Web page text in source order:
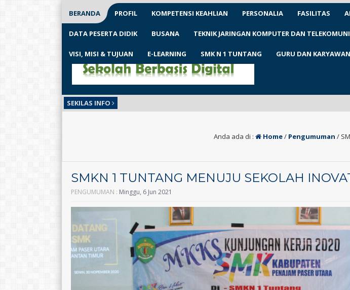
BERANDA PROFIL KOMPETENSI KEAHLIAN PERSONALIA FASILITAS
DATA PESERTA DIDIK BUSANA TEKNIK JARINGAN KOMPUTER DAN
VISI, MISI & TUJUAN E-LEARNING SMK N 1 TUNTANG GURU DAN KARYAWAN
SEKILAS INFO 10
Anda ada di : Home/ Pengumuman /
SMKN 1 TUNTANG MENUJU SEKOLAH
PENGUMUMAN : Minggu, 6 Jun 2021